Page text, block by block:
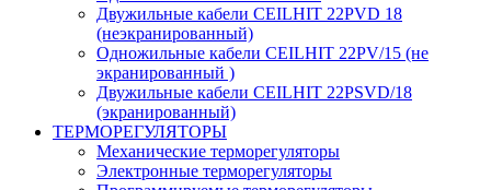
Двужильные кабели CEILHIT 22PVD 18
(неэкранированный)
Одножильные кабели CEILHIT 22PV/15 (не
экранированный )
Двужильные кабели CEILHIT 22PSVD/18
(экранированный)
ТЕРМОРЕГУЛЯТОРЫ
Механические терморегуляторы
Электронные терморегуляторы